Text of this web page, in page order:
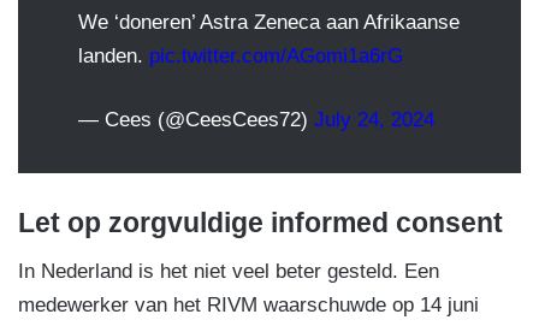
We ‘doneren’ Astra Zeneca aan Afrikaanse
landen. pic.twitter.com/AGomi1a6rG
— Cees (@CeesCees72) July 24, 2024
Let op zorgvuldige informed consent
In Nederland is het niet veel beter gesteld. Een
medewerker van het RIVM waarschuwde op 14 juni